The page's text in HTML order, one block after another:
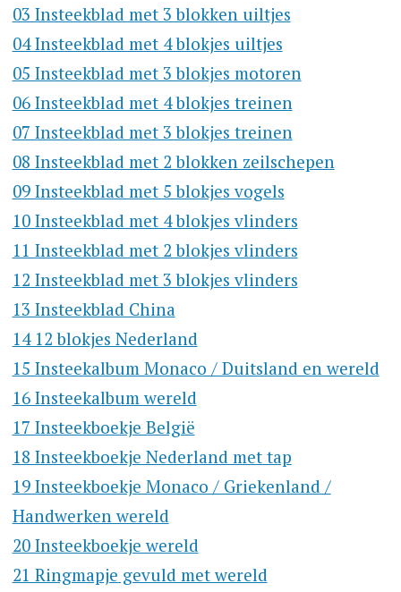
03 Insteekblad met 3 blokken uiltjes
04 Insteekblad met 4 blokjes uiltjes
05 Insteekblad met 3 blokjes motoren
06 Insteekblad met 4 blokjes treinen
07 Insteekblad met 3 blokjes treinen
08 Insteekblad met 2 blokken zeilschepen
09 Insteekblad met 5 blokjes vogels
10 Insteekblad met 4 blokjes vlinders
11 Insteekblad met 2 blokjes vlinders
12 Insteekblad met 3 blokjes vlinders
13 Insteekblad China
14 12 blokjes Nederland
15 Insteekalbum Monaco / Duitsland en wereld
16 Insteekalbum wereld
17 Insteekboekje België
18 Insteekboekje Nederland met tap
19 Insteekboekje Monaco / Griekenland /
Handwerken wereld
20 Insteekboekje wereld
21 Ringmapje gevuld met wereld